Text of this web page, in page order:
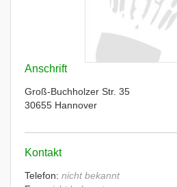
Anschrift
Groß-Buchholzer Str. 35
30655 Hannover
Kontakt
Telefon: nicht bekannt